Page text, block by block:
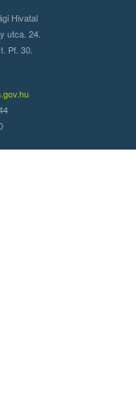
Hivatal
utca. 24.
Pf. 30.